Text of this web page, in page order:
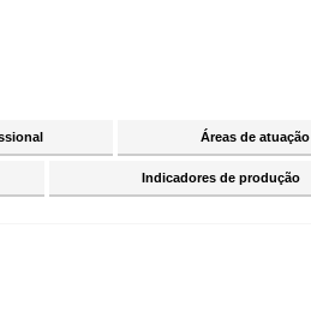
Áreas de atuação
Indicadores de produção